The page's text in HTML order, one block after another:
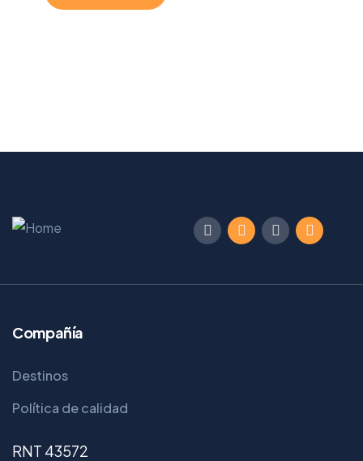
Compañía
Destinos
Política de calidad
RNT 43572